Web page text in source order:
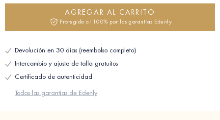
AGREGAR AL CARRITO
Protegido al 100% por las garantías Edenly
Devolución en 30 días (reembolso completo)
Intercambio y ajuste de talla gratuitos
Certificado de autenticidad
Todas las garantías de Edenly